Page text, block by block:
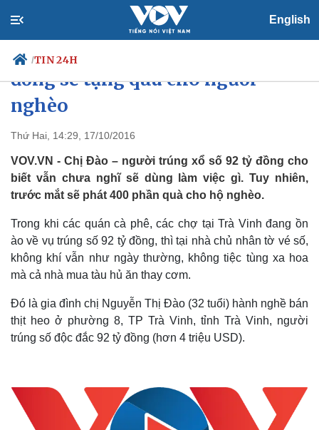
English
/TIN 24H
Chính trị
Tổ chức nhân sự
Quốc hội
Nhận diện sự thật
Tin 24h
Dự báo thời tiết
Giáo dục
Dấu ấn VOV
Biển đảo
Người trúng xổ số Vietlott 92 tỷ
đồng sẽ tặng quà cho người
nghèo
Thứ Hai, 14:29, 17/10/2016
VOV.VN - Chị Đào – người trúng xổ số 92 tỷ đồng cho
biết vẫn chưa nghĩ sẽ dùng làm việc gì. Tuy nhiên,
trước mắt sẽ phát 400 phần quà cho hộ nghèo.
Trong khi các quán cà phê, các chợ tại Trà Vinh đang ồn
ào về vụ trúng số 92 tỷ đồng, thì tại nhà chủ nhân tờ vé số,
không khí vẫn như ngày thường, không tiệc tùng xa hoa
mà cả nhà mua tàu hủ ăn thay cơm.
Đó là gia đình chị Nguyễn Thị Đào (32 tuổi) hành nghề bán
thịt heo ở phường 8, TP Trà Vinh, tỉnh Trà Vinh, người
trúng số độc đắc 92 tỷ đồng (hơn 4 triệu USD).